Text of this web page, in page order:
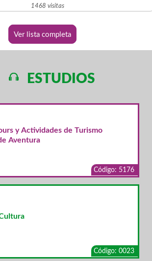
1468 visitas
Ver lista completa
ESTUDIOS
y Actividades de Turismo
Aventura
Código: 5176
Código: 0023